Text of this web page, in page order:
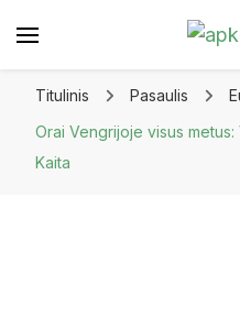
Titulinis Pasaulis
Orai Vengrijoje visus
Kaita